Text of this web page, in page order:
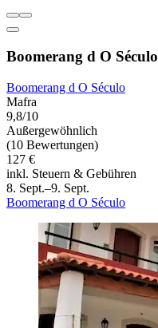
Boomerang d O Século
Boomerang d O Século
Mafra
9,8/10
Außergewöhnlich
(10 Bewertungen)
127 €
inkl. Steuern & Gebühren
8. Sept.–9. Sept.
Boomerang d O Século